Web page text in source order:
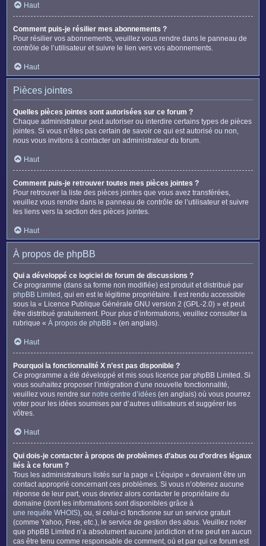
Haut
Comment puis-je résilier mes abonnements ?
Pour résilier vos abonnements, veuillez vous rendre dans le panneau de
contrôle de l’utilisateur et suivre le lien vers vos abonnements.
Haut
Pièces jointes
Quelles pièces jointes sont autorisées sur ce forum ?
Chaque administrateur peut autoriser ou interdire certains types de pièces
jointes. Si vous n’êtes pas certain de savoir ce qui est autorisé ou non,
nous vous invitons à contacter un administrateur du forum.
Haut
Comment puis-je retrouver toutes mes pièces jointes ?
Pour retrouver la liste des pièces jointes que vous avez transférées,
veuillez vous rendre dans le panneau de contrôle de l’utilisateur et suivre
les liens vers la section des pièces jointes.
Haut
À propos de phpBB
Qui a développé ce logiciel de forum de discussions ?
Ce programme (dans sa forme non modifiée) est produit et distribué par
phpBB Limited , qui en est le légitime propriétaire. Il est rendu accessible
sous la « Licence Publique Générale GNU version 2 (GPL-2.0) » et peut
être distribué gratuitement. Pour plus d’informations, veuillez consulter la
rubrique « À propos de phpBB » (en anglais).
Haut
Pourquoi la fonctionnalité X n’est pas disponible ?
Ce programme a été développé et mis sous licence par phpBB Limited. Si
vous souhaitez proposer l’intégration d’une nouvelle fonctionnalité,
veuillez vous rendre sur notre centre d’idées (en anglais) où vous pourrez
voter pour les idées soumises par d’autres utilisateurs et suggérer les
vôtres.
Haut
Qui dois-je contacter à propos de problèmes d’abus ou d’ordres légaux
liés à ce forum ?
Tous les administrateurs listés sur la page « L’équipe » devraient être un
contact approprié concernant ces problèmes. Si vous n’obtenez aucune
réponse de leur part, vous devriez alors contacter le propriétaire du
domaine (dont les informations sont disponibles grâce à
une requête WHOIS), ou, si celui-ci fonctionne sur un service gratuit
(comme Yahoo, Free, etc.), le service de gestion des abus. Veuillez noter
que phpBB Limited n’a absolument aucune juridiction et ne peut en aucun
cas être tenu comme responsable de comment, où et par qui ce forum est